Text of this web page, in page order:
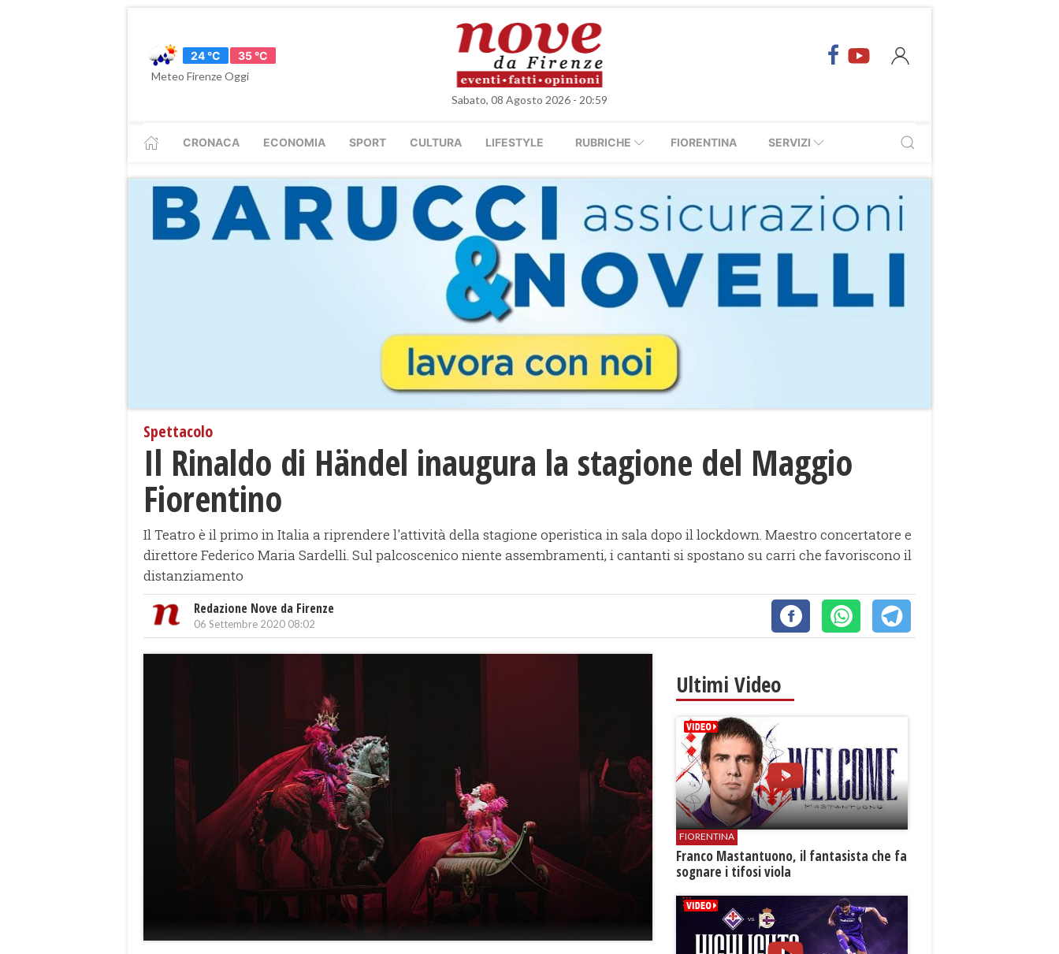
24 °C
35 °C
Meteo Firenze Oggi
Sabato, 08 Agosto 2026 - 20:59
CRONACA ECONOMIA SPORT CULTURA LIFESTYLE RUBRICHE FIORENTINA SERVIZI
Spettacolo
Il Rinaldo di Händel inaugura la stagione del Maggio
Fiorentino
Il Teatro è il primo in Italia a riprendere l'attività della stagione operistica in sala dopo il lockdown. Maestro concertatore e
direttore Federico Maria Sardelli. Sul palcoscenico niente assembramenti, i cantanti si spostano su carri che favoriscono il
distanziamento
Redazione Nove da Firenze
06 Settembre 2020 08:02
Ultimi Video
FIORENTINA
Franco Mastantuono, il fantasista che fa
sognare i tifosi viola